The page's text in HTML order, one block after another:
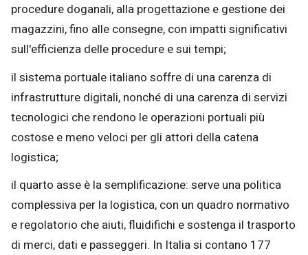
procedure doganali, alla progettazione e gestione dei
magazzini, fino alle consegne, con impatti significativi
sull'efficienza delle procedure e sui tempi;
il sistema portuale italiano soffre di una carenza di
infrastrutture digitali, nonché di una carenza di servizi
tecnologici che rendono le operazioni portuali più
costose e meno veloci per gli attori della catena
logistica;
il quarto asse è la semplificazione: serve una politica
complessiva per la logistica, con un quadro normativo
e regolatorio che aiuti, fluidifichi e sostenga il trasporto
di merci, dati e passeggeri. In Italia si contano 177